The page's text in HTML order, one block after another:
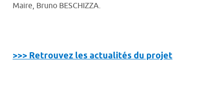
Maire, Bruno BESCHIZZA.
>>> Retrouvez les actualités du projet